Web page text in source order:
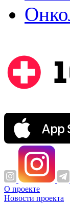
О проекте
Новости проекта